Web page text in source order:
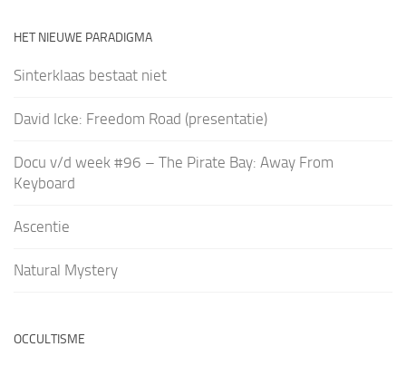
HET NIEUWE PARADIGMA
Sinterklaas bestaat niet
David Icke: Freedom Road (presentatie)
Docu v/d week #96 – The Pirate Bay: Away From
Keyboard
Ascentie
Natural Mystery
OCCULTISME